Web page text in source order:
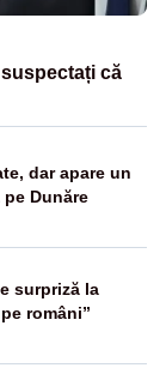
că
dar apare un
Dunăre
surpriză la
români”